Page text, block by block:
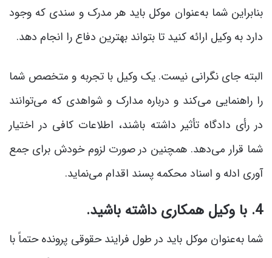
بنابراین شما به‌عنوان موکل باید هر مدرک و سندی که وجود
دارد به وکیل ارائه کنید تا بتواند بهترین دفاع را انجام دهد.
البته جای نگرانی نیست. یک وکیل با تجربه و متخصص شما
را راهنمایی می‌کند و درباره مدارک و شواهدی که می‌توانند
در رأی دادگاه تأثیر داشته باشند، اطلاعات کافی در اختیار
شما قرار می‌دهد. همچنین در صورت لزوم خودش برای جمع
آوری ادله و اسناد محکمه پسند اقدام می‌نماید.
4. با وکیل همکاری داشته باشید.
شما به‌عنوان موکل باید در طول فرایند حقوقی پرونده حتماً با